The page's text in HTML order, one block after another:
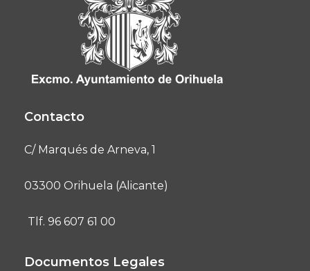
Contacto
C/ Marqués de Arneva, 1
03300 Orihuela (Alicante)
Tlf. 96 607 61 00
Documentos Legales